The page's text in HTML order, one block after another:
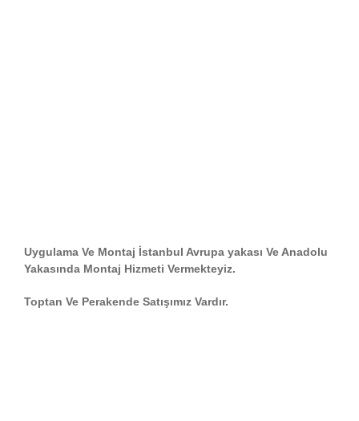
Uygulama Ve Montaj İstanbul Avrupa yakası Ve Anadolu
Yakasında Montaj Hizmeti Vermekteyiz.
Toptan Ve Perakende Satışımız Vardır.